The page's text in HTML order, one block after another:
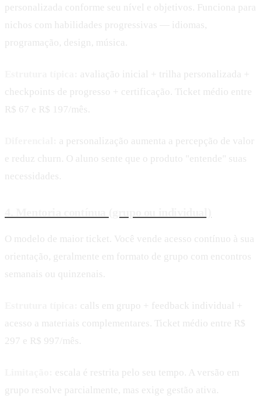
personalizada conforme seu nível e objetivos. Funciona para
nichos com habilidades progressivas — idiomas,
programação, design, música.
avaliação inicial + trilha personalizada +
checkpoints de progresso + certificação. Ticket médio entre
R$ 67 e R$ 197/mês.
a personalização aumenta a percepção de valor
e reduz churn. O aluno sente que o produto "entende" suas
necessidades.
O modelo de maior ticket. Você vende acesso contínuo à sua
orientação, geralmente em formato de grupo com encontros
semanais ou quinzenais.
calls em grupo + feedback individual +
acesso a materiais complementares. Ticket médio entre R$
297 e R$ 997/mês.
escala é restrita pelo seu tempo. A versão em
grupo resolve parcialmente, mas exige gestão ativa.